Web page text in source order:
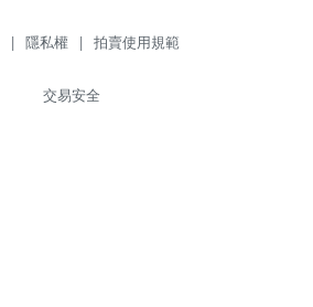
| 隱私權 | 拍賣使用規範
交易安全